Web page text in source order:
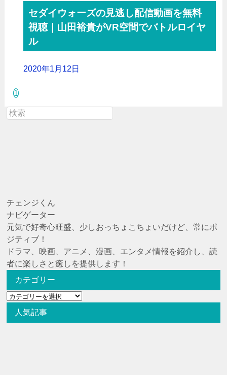
セダイウォーズの見逃し配信動画を無料
視聴｜山田裕貴がVR空間でバトルロイヤ
ル
2020年1月12日
1
チェンジくん
ナビゲーター
元気で好奇心旺盛、少しおっちょこちょいだけど、常にポ
ジティブ！
ドラマ、映画、アニメ、漫画、エンタメ情報を紹介し、読
者に楽しさと癒しを提供します！
カテゴリー
カ
人気記事